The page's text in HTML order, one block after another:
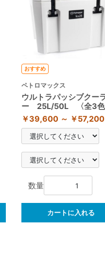
おすすめ
ペトロマックス
ウルトラパッシブクー
ー 25L/50L 〈全3色
￥39,600 ～ ￥57,200
数量
カートに入れる